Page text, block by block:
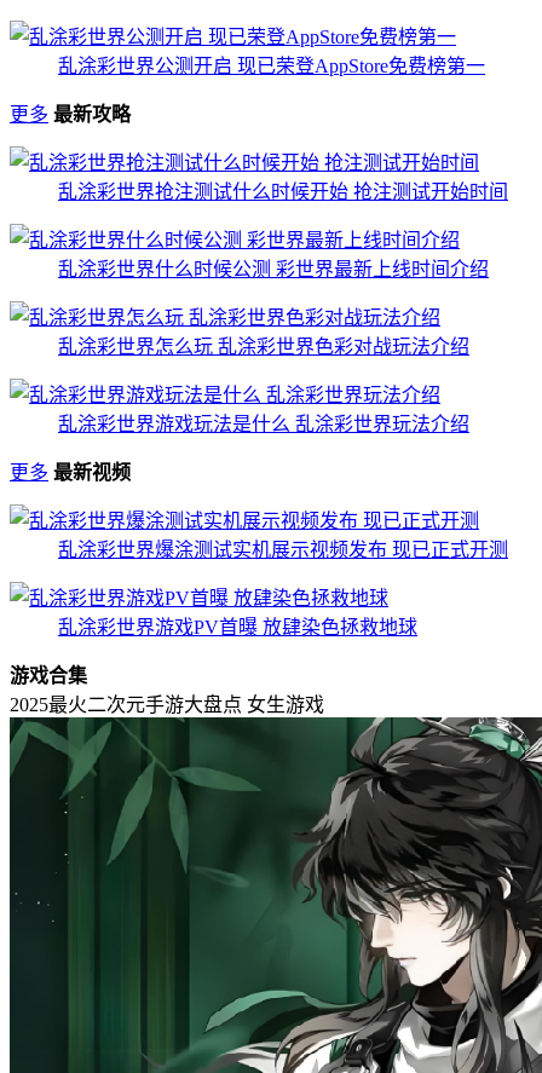
乱涂彩世界公测开启 现已荣登AppStore免费榜第一
更多 最新攻略
乱涂彩世界抢注测试什么时候开始 抢注测试开始时间
乱涂彩世界什么时候公测 彩世界最新上线时间介绍
乱涂彩世界怎么玩 乱涂彩世界色彩对战玩法介绍
乱涂彩世界游戏玩法是什么 乱涂彩世界玩法介绍
更多 最新视频
乱涂彩世界爆涂测试实机展示视频发布 现已正式开测
乱涂彩世界游戏PV首曝 放肆染色拯救地球
游戏合集
2025最火二次元手游大盘点 女生游戏